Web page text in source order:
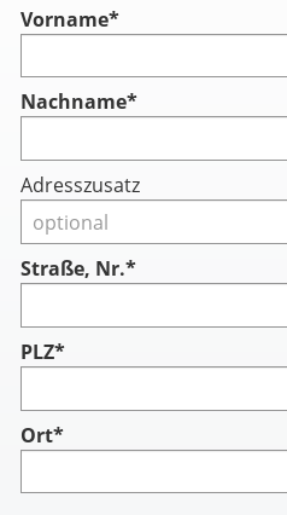
Vorname*
Nachname*
Adresszusatz
Straße, Nr.*
PLZ*
Ort*